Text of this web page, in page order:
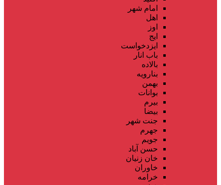
امام شهر
اهل
اوز
ایج
ایزدخواست
باب انار
بالاده
بنارویه
بهمن
بوانات
بیرم
بیضا
جنت شهر
جهرم
جویم
حسن آباد
خان زنیان
خاوران
خرامه